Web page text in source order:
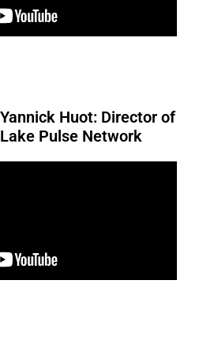
Yannick Huot: Director of
Pulse Network